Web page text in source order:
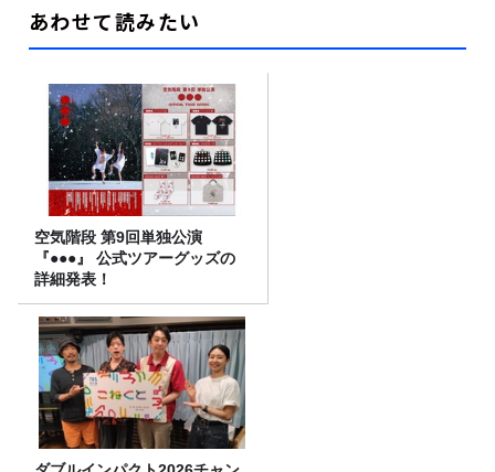
あわせて読みたい
空気階段 第9回単独公演
『●●●』 公式ツアーグッズの
詳細発表！